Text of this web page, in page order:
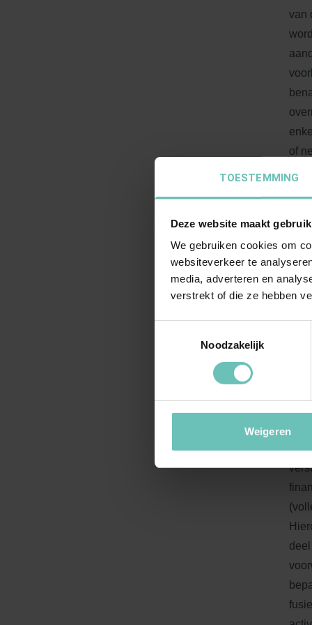
TOESTEMMING
Deze website maakt
We gebruiken cookies om
websiteverkeer te
media, adverteren en
verstrekt of die ze hebben
Noodzakelijk
Weigeren
van
of
zijn
de
of